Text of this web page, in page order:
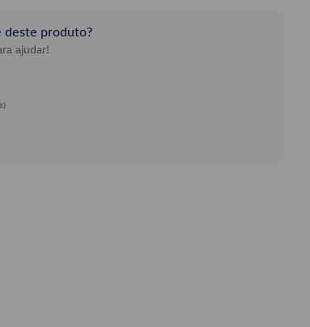
deste produto?
ajudar!